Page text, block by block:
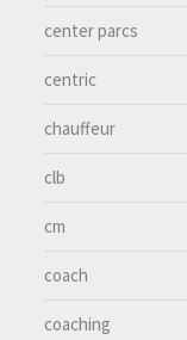
center parcs
centric
chauffeur
clb
cm
coach
coaching